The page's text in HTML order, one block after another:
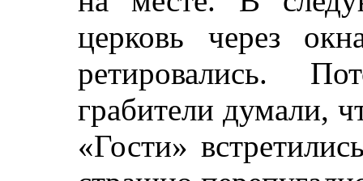
церковь через
ретировались.
грабители думали,
«Гости»